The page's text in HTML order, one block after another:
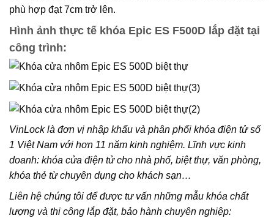
phù hợp đạt 7cm trở lên.
Hình ảnh thực tế khóa Epic ES F500D lắp đặt tại
công trình:
VinLock là đơn vị nhập khẩu và phân phối khóa điện tử số
1 Việt Nam với hơn 11 năm kinh nghiệm. Lĩnh vực kinh
doanh: khóa cửa điện tử cho nhà phố, biệt thự, văn phòng,
khóa thẻ từ chuyên dụng cho khách sạn…
Liên hệ chúng tôi để được tư vấn những mẫu khóa chất
lượng và thi công lắp đặt, bảo hành chuyên nghiệp: